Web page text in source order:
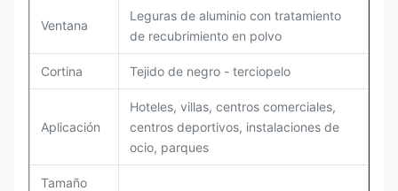
Ventana
Leguras de aluminio con tratamiento
de recubrimiento en polvo
Cortina Tejido de negro - terciopelo
Aplicación
Hoteles, villas, centros comerciales,
centros deportivos, instalaciones de
ocio, parques
Tamaño